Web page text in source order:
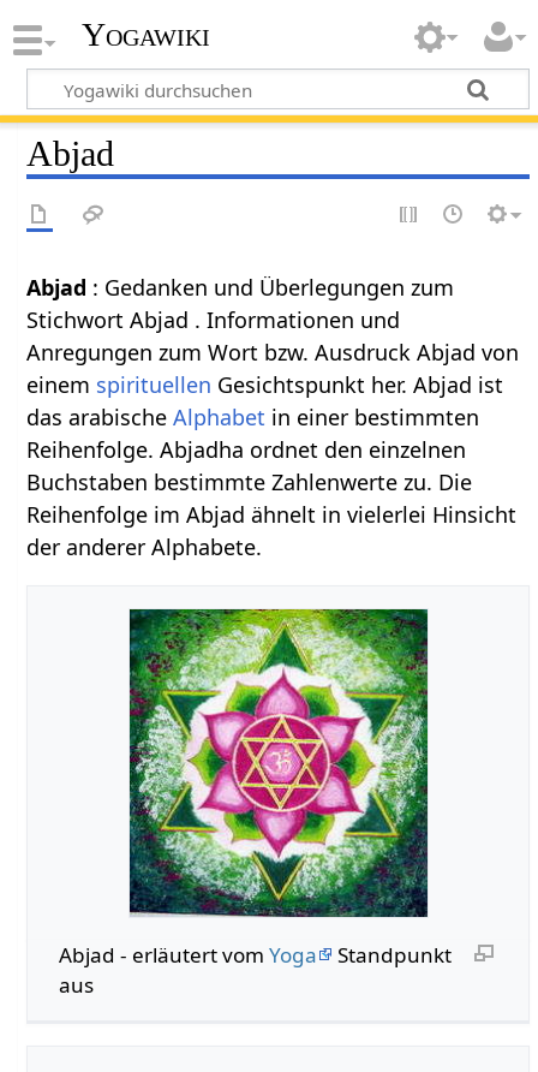
Yogawiki
Abjad
Abjad : Gedanken und Überlegungen zum
Stichwort Abjad . Informationen und
Anregungen zum Wort bzw. Ausdruck Abjad von
einem spirituellen Gesichtspunkt her. Abjad ist
das arabischeAlphabet in einer bestimmten
Reihenfolge. Abjadha ordnet den einzelnen
Buchstaben bestimmte Zahlenwerte zu. Die
Reihenfolge im Abjad ähnelt in vielerlei Hinsicht
der anderer Alphabete.
Abjad - erläutert vom Yoga
Standpunkt
aus